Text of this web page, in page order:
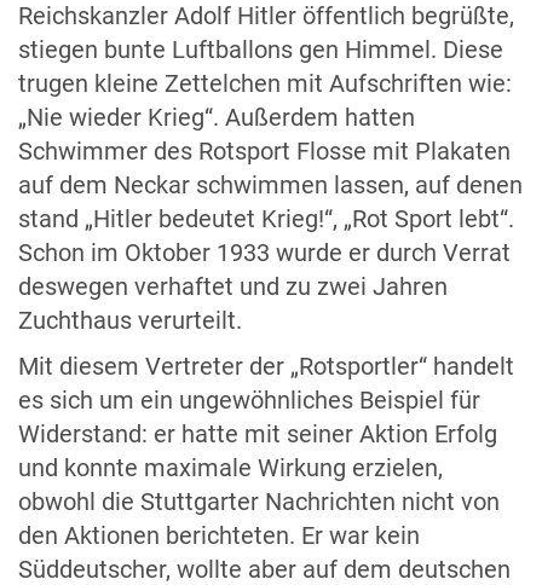
Reichskanzler Adolf Hitler öffentlich begrüßte,
stiegen bunte Luftballons gen Himmel. Diese
trugen kleine Zettelchen mit Aufschriften wie:
„Nie wieder Krieg“. Außerdem hatten
Schwimmer des Rotsport Flosse mit Plakaten
auf dem Neckar schwimmen lassen, auf denen
stand „Hitler bedeutet Krieg!“, „Rot Sport lebt“.
Schon im Oktober 1933 wurde er durch Verrat
deswegen verhaftet und zu zwei Jahren
Zuchthaus verurteilt.
Mit diesem Vertreter der „Rotsportler“ handelt
es sich um ein ungewöhnliches Beispiel für
Widerstand: er hatte mit seiner Aktion Erfolg
und konnte maximale Wirkung erzielen,
obwohl die Stuttgarter Nachrichten nicht von
den Aktionen berichteten. Er war kein
Süddeutscher, wollte aber auf dem deutschen